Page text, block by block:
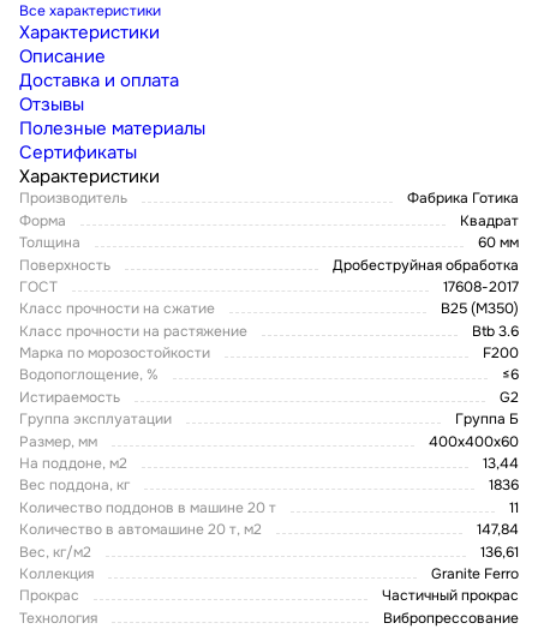
Все характеристики
Характеристики
Описание
Доставка и оплата
Отзывы
Полезные материалы
Сертификаты
Характеристики
Производитель
Фабрика Готика
Форма
Квадрат
Толщина
60 мм
Поверхность
Дробеструйная обработка
ГОСТ
17608-2017
Класс прочности на сжатие
В25 (М350)
Класс прочности на растяжение
Btb 3.6
Марка по морозостойкости
F200
Водопоглощение, %
≤6
Истираемость
G2
Группа эксплуатации
Группа Б
Размер, мм
400х400х60
На поддоне, м2
13,44
Вес поддона, кг
1836
Количество поддонов в машине 20 т
11
Количество в автомашине 20 т, м2
147,84
Вес, кг/м2
136,61
Коллекция
Granite Ferro
Прокрас
Частичный прокрас
Технология
Вибропрессование